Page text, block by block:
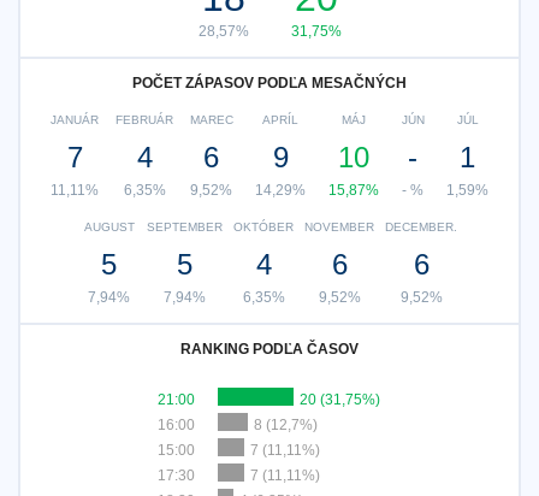
28,57% 31,75%
POČET ZÁPASOV PODĽA MESAČNÝCH
JANUÁR
7
11,11%
FEBRUÁR
4
6,35%
MAREC
6
9,52%
APRÍL
9
14,29%
MÁJ
10
15,87%
JÚN
-
- %
JÚL
1
1,59%
AUGUST
5
7,94%
SEPTEMBER
5
7,94%
OKTÓBER
4
6,35%
NOVEMBER
6
9,52%
DECEMBER.
6
9,52%
RANKING PODĽA ČASOV
21:00
20 (31,75%)
16:00
8 (12,7%)
15:00
7 (11,11%)
17:30
7 (11,11%)